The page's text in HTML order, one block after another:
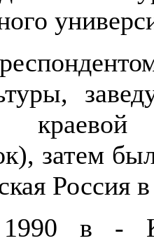
затем
Россия
в -